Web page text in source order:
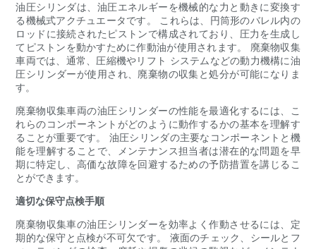
油圧シリンダは、油圧エネルギーを機械的な力と動きに変換す
る機械式アクチュエータです。 これらは、円筒形のバレル内の
ロッドに接続されたピストンで構成されており、圧力を生成し
てピストンを動かすために作動油が使用されます。 廃棄物収集
車両では、通常、圧縮機やリフト システムなどの動力機構に油
圧シリンダーが使用され、廃棄物の収集と処分が可能になりま
す。
廃棄物収集車両の油圧シリンダーの性能を最適化するには、こ
れらのコンポーネントがどのように動作するかの基本を理解す
ることが重要です。 油圧シリンダの主要なコンポーネントと機
能を理解することで、メンテナンス担当者は潜在的な問題を早
期に特定し、高価な故障を回避するための予防措置を講じるこ
とができます。
適切な保守点検手順
廃棄物収集車の油圧シリンダーを効率よく作動させるには、定
期的な保守と点検が不可欠です。 液面のチェック、シールとフ